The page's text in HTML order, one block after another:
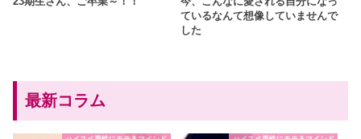
ているなんて想像していませんで
した
最新コラム